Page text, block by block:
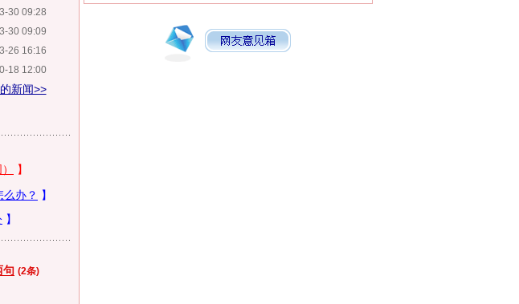
30 09:28
30 09:09
26 16:16
18 12:00
新闻>>
句 (2条)